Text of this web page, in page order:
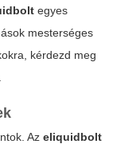
egyes
mesterséges
kérdezd meg
Az eliquidbolt